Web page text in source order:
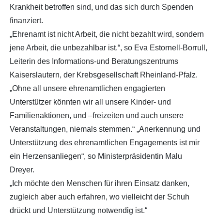
Krankheit betroffen sind, und das sich durch Spenden
finanziert.
„Ehrenamt ist nicht Arbeit, die nicht bezahlt wird, sondern
jene Arbeit, die unbezahlbar ist.“, so Eva Estornell-Borrull,
Leiterin des Informations-und Beratungszentrums
Kaiserslautern, der Krebsgesellschaft Rheinland-Pfalz.
„Ohne all unsere ehrenamtlichen engagierten
Unterstützer könnten wir all unsere Kinder- und
Familienaktionen, und –freizeiten und auch unsere
Veranstaltungen, niemals stemmen.“ „Anerkennung und
Unterstützung des ehrenamtlichen Engagements ist mir
ein Herzensanliegen“, so Ministerpräsidentin Malu
Dreyer.
„Ich möchte den Menschen für ihren Einsatz danken,
zugleich aber auch erfahren, wo vielleicht der Schuh
drückt und Unterstützung notwendig ist.“